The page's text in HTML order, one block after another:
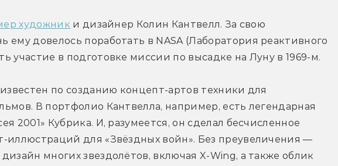
художник и дизайнер Колин Кантвелл. За свою
ему довелось поработать в NASA (Лаборатория реактивного
участие в подготовке миссии по высадке на Луну в 1969-м.
по созданию концепт-артов техники для
В портфолио Кантвелла, например, есть легендарная
2001» Кубрика. И, разумеется, он сделал бесчисленное
иллюстраций для «Звёздных войн». Без преувеличения —
многих звездолётов, включая X-Wing, а также облик